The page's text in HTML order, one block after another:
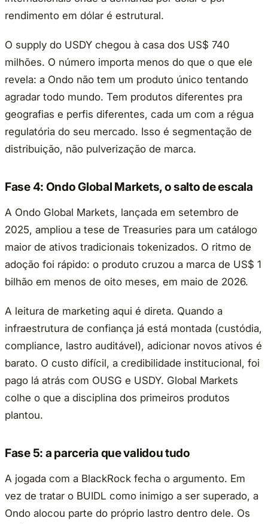
rendimento em dólar é estrutural.
O supply do USDY chegou à casa dos US$ 740
milhões. O número importa menos do que o que ele
revela: a Ondo não tem um produto único tentando
agradar todo mundo. Tem produtos diferentes pra
geografias e perfis diferentes, cada um com a régua
regulatória do seu mercado. Isso é segmentação de
distribuição, não pulverização de marca.
Fase 4: Ondo Global Markets, o salto de escala
A Ondo Global Markets, lançada em setembro de
2025, ampliou a tese de Treasuries para um catálogo
maior de ativos tradicionais tokenizados. O ritmo de
adoção foi rápido: o produto cruzou a marca de US$ 1
bilhão em menos de oito meses, em maio de 2026.
A leitura de marketing aqui é direta. Quando a
infraestrutura de confiança já está montada (custódia,
compliance, lastro auditável), adicionar novos ativos é
barato. O custo difícil, a credibilidade institucional, foi
pago lá atrás com OUSG e USDY. Global Markets
colhe o que a disciplina dos primeiros produtos
plantou.
Fase 5: a parceria que validou tudo
A jogada com a BlackRock fecha o argumento. Em
vez de tratar o BUIDL como inimigo a ser superado, a
Ondo alocou parte do próprio lastro dentro dele. Os